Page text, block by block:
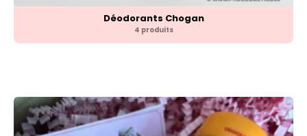
Déodorants Chogan
4 produits